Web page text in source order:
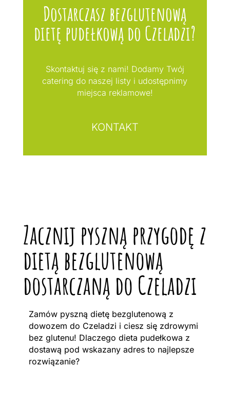
Dostarczasz bezglutenową
dietę pudełkową do Czeladzi?
Skontaktuj się z nami! Dodamy Twój
catering do naszej listy i udostępnimy
miejsca reklamowe!
KONTAKT
Zacznij pyszną przygodę z
dietą bezglutenową
dostarczaną do Czeladzi
Zamów pyszną dietę bezglutenową z
dowozem do Czeladzi i ciesz się zdrowymi
bez glutenu! Dlaczego dieta pudełkowa z
dostawą pod wskazany adres to najlepsze
rozwiązanie?